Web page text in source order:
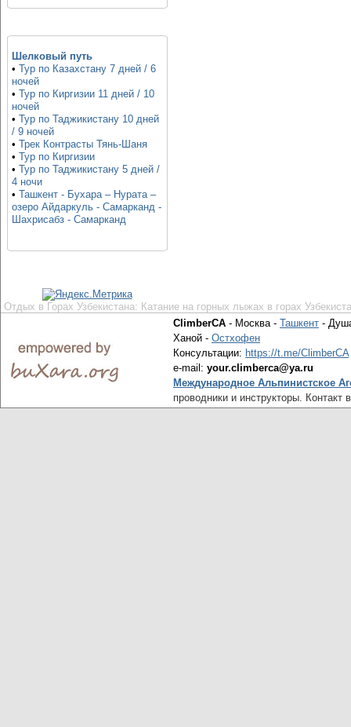
Шелковый путь
• Тур по Казахстану 7 дней / 6
ночей
• Тур по Киргизии 11 дней / 10
ночей
• Тур по Таджикистану 10 дней
/ 9 ночей
• Трек Контрасты Тянь-Шаня
• Тур по Киргизии
• Тур по Таджикистану 5 дней /
4 ночи
• Ташкент - Бухара – Нурата –
озеро Айдаркуль - Самарканд -
Шахрисабз - Самарканд
Отдых в Горах Узбекистана: Катание на горных лыжах в горах
ClimberCA - Москва - Ташкент -
Ханой - Остхофен
Консультации: https://t.me/ClimberCA
e-mail: your.climberca@ya.ru
Международное Альпинистское
проводники и инструкторы. Контакт